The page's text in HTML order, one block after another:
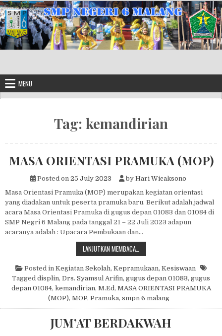
Skip to content
MENU
Tag: kemandirian
MASA ORIENTASI PRAMUKA (MOP)
Posted on 25 July 2023 by Hari Wicaksono
Masa Orientasi Pramuka (MOP) merupakan kegiatan orientasi
yang diadakan untuk peserta pramuka baru. Berikut adalah jadwal
acara Masa Orientasi Pramuka di gugus depan 01083 dan 01084 di
SMP Negri 6 Malang pada tanggal 21 – 22 Juli 2023 adapun
acaranya adalah : Upacara Pembukaan dan…
LANJUTKAN MEMBACA…
Posted in Kegiatan Sekolah, Kepramukaan, Kesiswaan
Tagged displin, Drs. Syamsul Arifin, gugus depan 01083, gugus
depan 01084, kemandirian, M.Ed , MASA ORIENTASI PRAMUKA
(MOP), MOP, Pramuka, smpn 6 malang
JUM’AT BERDAKWAH